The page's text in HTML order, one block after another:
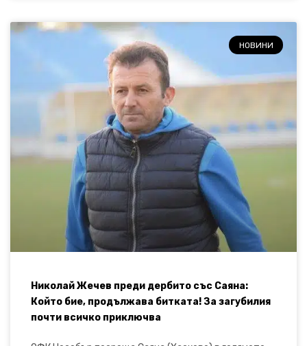
НОВИНИ
Николай Жечев преди дербито със Саяна:
Който бие, продължава битката! За загубилия
почти всичко приключва